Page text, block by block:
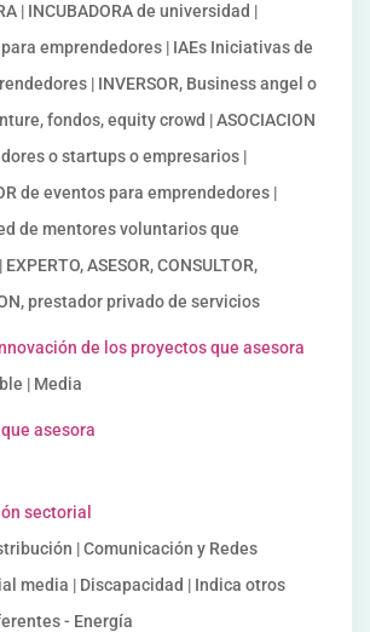
| INCUBADORA de universidad |
para emprendedores | IAEs Iniciativas de
| INVERSOR, Business angel o
fondos, equity crowd | ASOCIACION
o startups o empresarios |
de eventos para emprendedores |
de mentores voluntarios que
ASESOR, CONSULTOR,
prestador privado de servicios
de los proyectos que asesora
| Media
asesora
sectorial
| Comunicación y Redes
media | Discapacidad | Indica otros
- Energía